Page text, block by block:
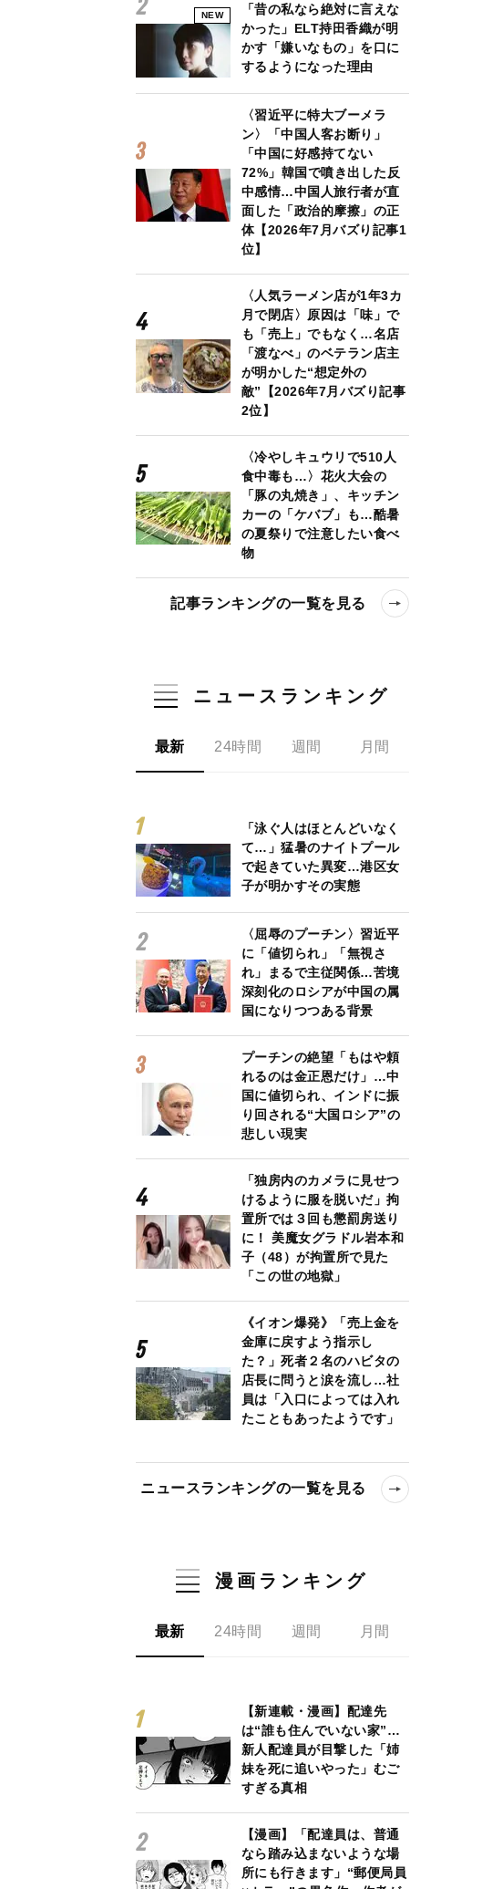
NEW
「昔の私なら絶対に言えな
かった」ELT持田香織が明
かす「嫌いなもの」を口に
するようになった理由
〈習近平に特大ブーメラ
ン〉「中国人客お断り」
「中国に好感持てない
72%」韓国で噴き出した反
中感情…中国人旅行者が直
面した「政治的摩擦」の正
体【2026年7月バズり記事1
位】
〈人気ラーメン店が1年3カ
月で閉店〉原因は「味」で
も「売上」でもなく…名店
「渡なべ」のベテラン店主
が明かした“想定外の
敵”【2026年7月バズり記事
2位】
〈冷やしキュウリで510人
食中毒も…〉花火大会の
「豚の丸焼き」、キッチン
カーの「ケバブ」も…酷暑
の夏祭りで注意したい食べ
物
記事ランキングの一覧を見る
ニュースランキング
最新 24時間 週間 月間
「泳ぐ人はほとんどいなく
て…」猛暑のナイトプール
で起きていた異変…港区女
子が明かすその実態
〈屈辱のプーチン〉習近平
に「値切られ」「無視さ
れ」まるで主従関係…苦境
深刻化のロシアが中国の属
国になりつつある背景
プーチンの絶望「もはや頼
れるのは金正恩だけ」…中
国に値切られ、インドに振
り回される“大国ロシア”の
悲しい現実
「独房内のカメラに見せつ
けるように服を脱いだ」拘
置所では３回も懲罰房送り
に！ 美魔女グラドル岩本和
子（48）が拘置所で見た
「この世の地獄」
《イオン爆発》「売上金を
金庫に戻すよう指示し
た？」死者２名のハビタの
店長に問うと涙を流し…社
員は「入口によっては入れ
たこともあったようです」
ニュースランキングの一覧を見る
漫画ランキング
最新 24時間 週間 月間
【新連載・漫画】配達先
は“誰も住んでいない家”…
新人配達員が目撃した「姉
妹を死に追いやった」むご
すぎる真相
【漫画】「配達員は、普通
なら踏み込まないような場
所にも行きます」“郵便局員